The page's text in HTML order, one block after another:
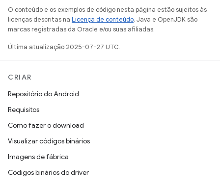
O conteúdo e os exemplos de código nesta página estão sujeitos às
licenças descritas na Licença de conteúdo. Java e OpenJDK são
marcas registradas da Oracle e/ou suas afiliadas.
Última atualização 2025-07-27 UTC.
CRIAR
Repositório do Android
Requisitos
Como fazer o download
Visualizar códigos binários
Imagens de fábrica
Códigos binários do driver